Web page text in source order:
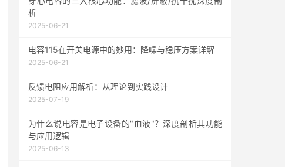
析
2025-06-21
电容115在开关电源中的妙用：降噪与稳压方案详解
2025-06-21
反馈电阻应用解析：从理论到实践设计
2025-07-19
为什么说电容是电子设备的"血液"？深度剖析其功能
与应用逻辑
2025-06-13